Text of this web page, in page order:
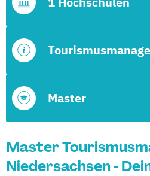
Master
Master
Niedersachsen -